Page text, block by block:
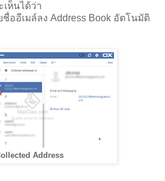
เห็นได้ว่า
ออีเมล์ลง Address Book อัตโนมัติ
Address